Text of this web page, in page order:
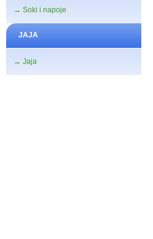
→ Soki i napoje
JAJA
→ Jaja